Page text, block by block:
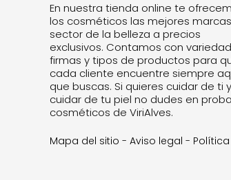
En nuestra tienda online te
los cosméticos las mejores
sector de la belleza a precios
exclusivos. Contamos con
firmas y tipos de productos para
cada cliente encuentre siempre
que buscas. Si quieres cuidar de ti y
cuidar de tu piel no dudes en
cosméticos de ViriAlves.
Mapa del sitio - Aviso legal -